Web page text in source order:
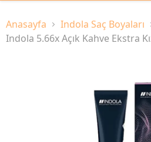
Anasayfa
Indola Saç Boyaları
Indola 5.66x Açık Kahve Ekstra